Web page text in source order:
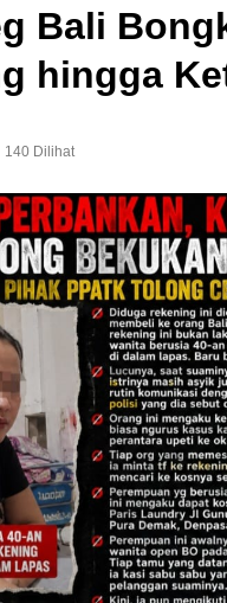
Bali
hingga
140 Dilihat